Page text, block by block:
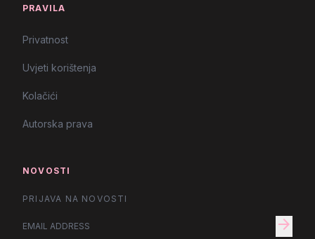
PRAVILA
Privatnost
Uvjeti korištenja
Kolačići
Autorska prava
NOVOSTI
PRIJAVA NA NOVOSTI
arrow_forward